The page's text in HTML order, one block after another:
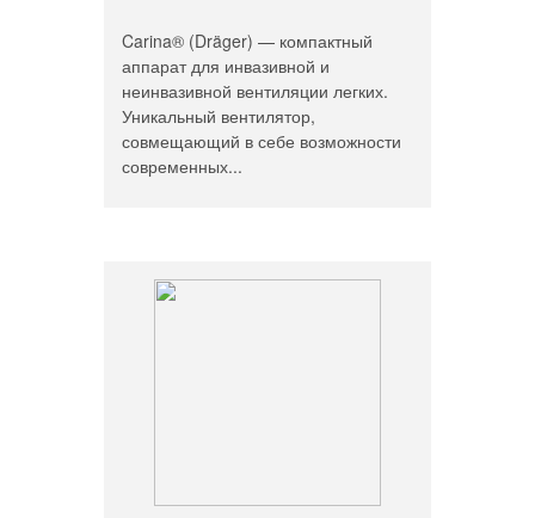
Carina® (Dräger) — компактный
аппарат для инвазивной и
неинвазивной вентиляции легких.
Уникальный вентилятор,
совмещающий в себе возможности
современных...